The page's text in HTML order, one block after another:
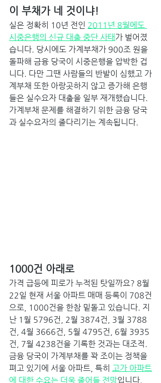
이 부채가 네 것이냐!
실은 정확히 10년 전인 2011년 8월에도
시중은행의 신규 대출 중단 사태가 벌어졌
습니다. 당시에도 가계부채가 900조 원을
돌파해 금융 당국이 시중은행을 압박한 겁
니다. 다만 그땐 사람들의 반발이 심했고 가
계부채 또한 아랑곳하지 않고 증가해 은행
들은 실수요자 대출을 일부 재개했습니다.
가계부채 문제를 해결하기 위한 금융 당국
과 실수요자의 줄다리기는 계속됩니다.
1000건 아래로
가격 급등에 피로가 누적된 탓일까요? 8월
22일 현재 서울 아파트 매매 등록이 708건
으로, 1000건을 한참 밑돌고 있습니다. 지
난 1월 5796건, 2월 3874건, 3월 3788
건, 4월 3666건, 5월 4795건, 6월 3935
건, 7월 4238건을 기록한 것과는 대조적.
금융 당국이 가계부채를 꽉 조이는 정책을
펴고 있기에 서울 아파트, 특히 고가 아파트
에 대한 수요는 더욱 줄어들 전망입니다.